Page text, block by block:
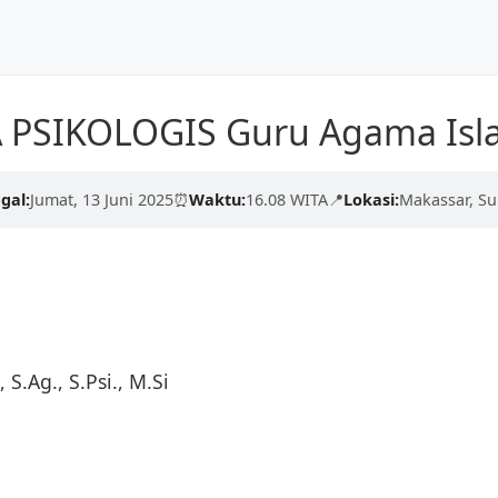
tinggi dari para
proses yang cepat,
Guru Agama
Jumat, 13 Juni 2025⏰Waktu:16.08 WITA📍Lokasi:Makassar,
S.Psi., M.Si